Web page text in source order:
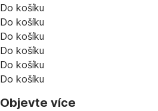
Do košíku
Do košíku
Do košíku
Do košíku
Do košíku
Do košíku
Objevte více